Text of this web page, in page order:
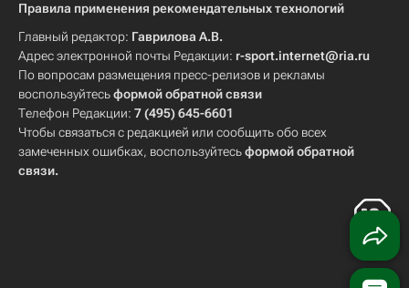
Правила применения рекомендательных технологий
Главный редактор: Гаврилова А.В.
Адрес электронной почты Редакции: r-sport.internet@ria.ru
По вопросам размещения пресс-релизов и рекламы
воспользуйтесьформой обратной связи
Телефон Редакции: 7 (495) 645-6601
Чтобы связаться с редакцией или сообщить обо всех
замеченных ошибках, воспользуйтесьформой обратной
связи.